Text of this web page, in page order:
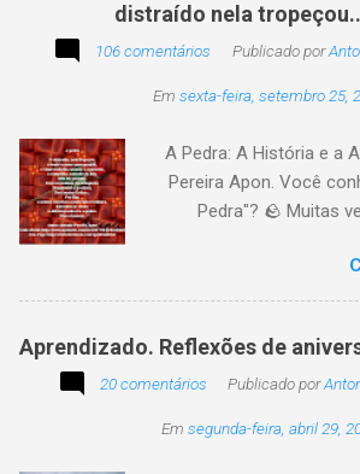
poesia, pensamento,
imagem postada a cada
participação na
encantando . Segue a
itinerante pensador,
caminho, toca a vida a
não tarda,
distraído nela
106 comentários Publicado por
Em sexta-feira, setembro 25,
A Pedra: A História e a
Pereira Apon. Você
Pedra"? 🪨 Muitas
é, na verdade, de
Apon, publicado pela
utilidade de um objeto
de quem o usa. Se você
creditado a outros
Aprendizado. Reflexões de
20 comentários Publicado por
Em segunda-feira, abril 29,